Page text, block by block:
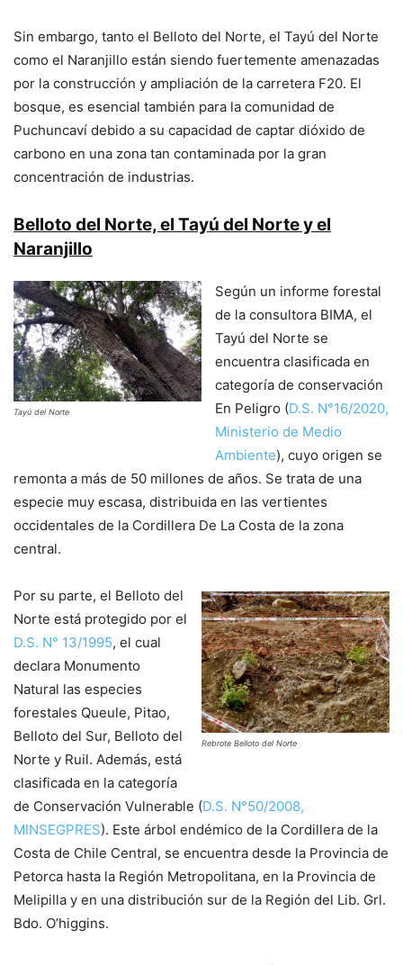
Sin embargo, tanto el Belloto del Norte, el Tayú del Norte
como el Naranjillo están siendo fuertemente amenazadas
por la construcción y ampliación de la carretera F20. El
bosque, es esencial también para la comunidad de
Puchuncaví debido a su capacidad de captar dióxido de
carbono en una zona tan contaminada por la gran
concentración de industrias.
Belloto del Norte, el Tayú del Norte y el
Naranjillo
Tayú del Norte
Según un informe forestal
de la consultora BIMA, el
Tayú del Norte se
encuentra clasificada en
categoría de conservación
En Peligro (D.S. N°16/2020,
Ministerio de Medio
Ambiente), cuyo origen se
remonta a más de 50 millones de años. Se trata de una
especie muy escasa, distribuida en las vertientes
occidentales de la Cordillera De La Costa de la zona
central.
Rebrote Belloto del Norte
Por su parte, el Belloto del
Norte está protegido por el
D.S. N° 13/1995, el cual
declara Monumento
Natural las especies
forestales Queule, Pitao,
Belloto del Sur, Belloto del
Norte y Ruil. Además, está
clasificada en la categoría
de Conservación Vulnerable (D.S. N°50/2008,
MINSEGPRES). Este árbol endémico de la Cordillera de la
Costa de Chile Central, se encuentra desde la Provincia de
Petorca hasta la Región Metropolitana, en la Provincia de
Melipilla y en una distribución sur de la Región del Lib. Grl.
Bdo. O’higgins.